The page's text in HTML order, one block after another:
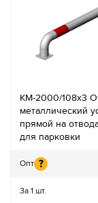
КМ-2000/108х3
металлический
прямой на
для парковки
Опт ?
За 1 шт.